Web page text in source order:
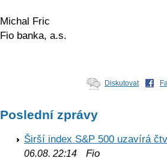
Michal Fric
Fio banka, a.s.
Diskutovat
Poslední zprávy
Širší index S&P 500 uzavírá
06.08. 22:14 Fio